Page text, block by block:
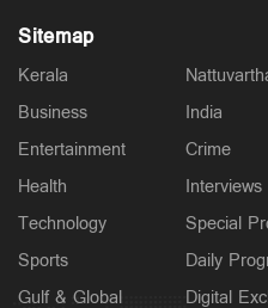
Sitemap
Kerala
Business
Entertainment
Health
Technology
Sports
Gulf & Global
India
Crime
Interviews
Special
Daily
Digital